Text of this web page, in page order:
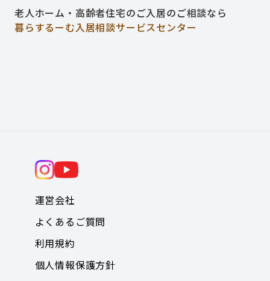
老人ホーム・高齢者住宅のご入居のご相談なら
暮らするーむ入居相談サービスセンター
運営会社
よくあるご質問
利用規約
個人情報保護方針